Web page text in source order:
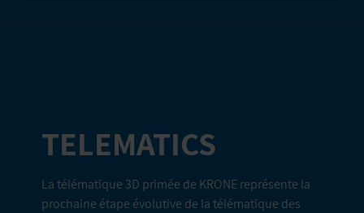
TELEMATICS
La télématique 3D primée de KRONE représente la
prochaine étape évolutive de la télématique des